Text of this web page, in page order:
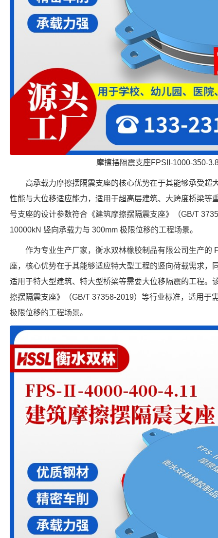
摩擦摆隔震支座FPSII-1000-350-
高承载力摩擦摆隔震支座的核心优势在于其能够承受超
性能与大位移适应能力，适用于超高层建筑、大跨度桥梁等
号支座的设计参数符合《建筑摩擦摆隔震支座》（GB/T
10000kN 竖向承载力与 300mm 极限位移的工程场景。
作为专业生产厂家，衡水双林橡胶制品有限公司生产的
座，核心优势在于其能够适应特大型工程的竖向荷载需求，
适用于特大型建筑、特大型桥梁等需要大位移隔震的工程。
擦摆隔震支座》（GB/T 37358-2019）等行业标准，适用于
极限位移的工程场景。